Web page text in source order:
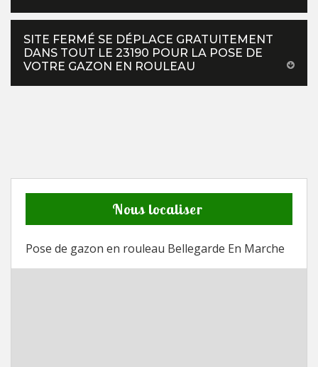
SITE FERMÉ SE DÉPLACE GRATUITEMENT
DANS TOUT LE 23190 POUR LA POSE DE
VOTRE GAZON EN ROULEAU
Nous localiser
Pose de gazon en rouleau Bellegarde En Marche